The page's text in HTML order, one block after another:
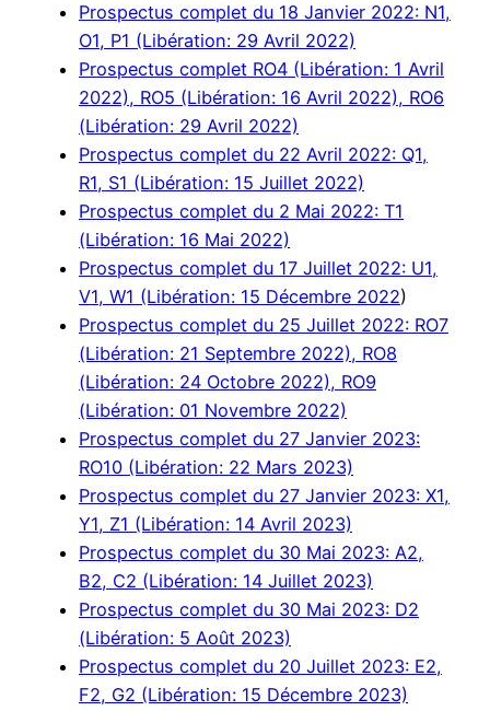
Prospectus complet du 18 Janvier 2022: N1,
O1, P1 (Libération: 29 Avril 2022)
Prospectus complet RO4 (Libération: 1 Avril
2022), RO5 (Libération: 16 Avril 2022), RO6
(Libération: 29 Avril 2022)
Prospectus complet du 22 Avril 2022: Q1,
R1, S1 (Libération: 15 Juillet 2022)
Prospectus complet du 2 Mai 2022: T1
(Libération: 16 Mai 2022)
Prospectus complet du 17 Juillet 2022: U1,
V1, W1 (Libération: 15 Décembre 2022)
Prospectus complet du 25 Juillet 2022: RO7
(Libération: 21 Septembre 2022), RO8
(Libération: 24 Octobre 2022), RO9
(Libération: 01 Novembre 2022)
Prospectus complet du 27 Janvier 2023:
RO10 (Libération: 22 Mars 2023)
Prospectus complet du 27 Janvier 2023: X1,
Y1, Z1 (Libération: 14 Avril 2023)
Prospectus complet du 30 Mai 2023: A2,
B2, C2 (Libération: 14 Juillet 2023)
Prospectus complet du 30 Mai 2023: D2
(Libération: 5 Août 2023)
Prospectus complet du 20 Juillet 2023: E2,
F2, G2 (Libération: 15 Décembre 2023)